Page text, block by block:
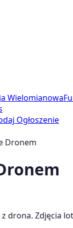
Wielomianowa
Ogłoszenie
Dronem
Zdjęcia